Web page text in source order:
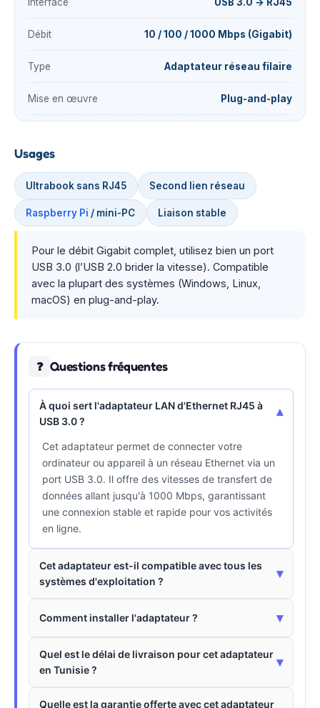
Débit 10 / 100 / 1000 Mbps (Gigabit)
Type Adaptateur réseau filaire
Mise en œuvre Plug-and-play
Usages
Ultrabook sans RJ45 Second lien réseau
Raspberry Pi / mini-PC Liaison stable
Pour le débit Gigabit complet, utilisez bien un port
USB 3.0 (l’USB 2.0 brider la vitesse). Compatible
avec la plupart des systèmes (Windows, Linux,
macOS) en plug-and-play.
❓ Questions fréquentes
À quoi sert l'adaptateur LAN d'Ethernet RJ45 à
USB 3.0 ?
▾
Cet adaptateur permet de connecter votre
ordinateur ou appareil à un réseau Ethernet via un
port USB 3.0. Il offre des vitesses de transfert de
données allant jusqu'à 1000 Mbps, garantissant
une connexion stable et rapide pour vos activités
en ligne.
Cet adaptateur est-il compatible avec tous les
systèmes d'exploitation ?
▾
Comment installer l'adaptateur ? ▾
Quel est le délai de livraison pour cet adaptateur
en Tunisie ?
▾
Quelle est la garantie offerte avec cet adaptateur